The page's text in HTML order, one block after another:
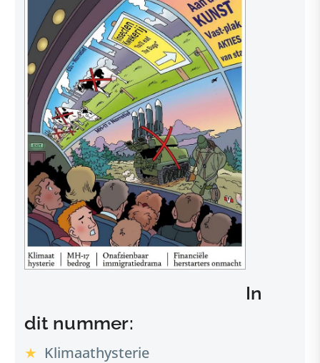
In
dit nummer:
Klimaathysterie